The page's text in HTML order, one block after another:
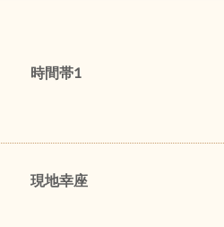
時間帯1
現地幸座